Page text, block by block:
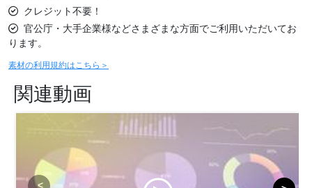
クレジット不要！
官公庁・大手企業様などさまざまな方面でご利用いただいてお
ります。
素材の利用規約はこちら＞
関連動画